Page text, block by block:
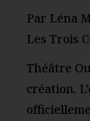
Par Léna
Les Trois
Théâtre
création.